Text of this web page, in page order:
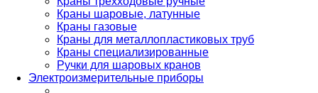
Краны шаровые, латунные
Краны газовые
Краны для металлопластиковых труб
Краны специализированные
Ручки для шаровых кранов
Электроизмерительные приборы